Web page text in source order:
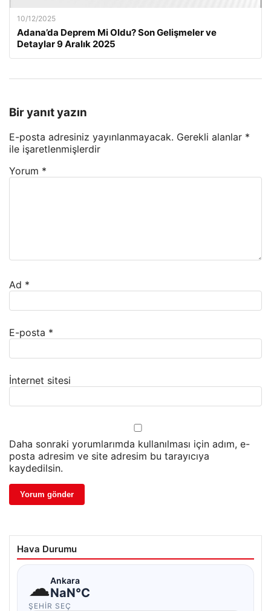
10/12/2025
Adana’da Deprem Mi Oldu? Son Gelişmeler ve
Detaylar 9 Aralık 2025
Bir yanıt yazın
E-posta adresiniz yayınlanmayacak. Gerekli alanlar *
ile işaretlenmişlerdir
Yorum *
Ad *
E-posta *
İnternet sitesi
Daha sonraki yorumlarımda kullanılması için adım, e-
posta adresim ve site adresim bu tarayıcıya
kaydedilsin.
Hava Durumu
☁Ankara
NaN°C
ŞEHIR SEÇ